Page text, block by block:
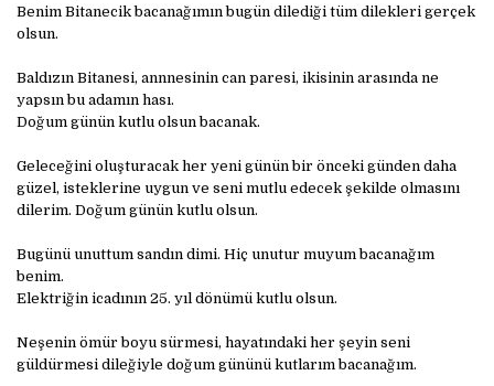
Benim Bitanecik bacanağımın bugün dilediği tüm dilekleri gerçek
olsun.
Baldızın Bitanesi, annnesinin can paresi, ikisinin arasında ne
yapsın bu adamın hası.
Doğum günün kutlu olsun bacanak.
Geleceğini oluşturacak her yeni günün bir önceki günden daha
güzel, isteklerine uygun ve seni mutlu edecek şekilde olmasını
dilerim. Doğum günün kutlu olsun.
Bugünü unuttum sandın dimi. Hiç unutur muyum bacanağım
benim.
Elektriğin icadının 25. yıl dönümü kutlu olsun.
Neşenin ömür boyu sürmesi, hayatındaki her şeyin seni
güldürmesi dileğiyle doğum gününü kutlarım bacanağım.